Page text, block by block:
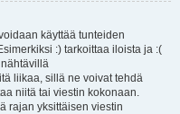
käyttää tunteiden
:) tarkoittaa iloista ja :(
liikaa, sillä ne voivat tehdä
niitä tai viestin kokonaan.
rajan yksittäisen viestin